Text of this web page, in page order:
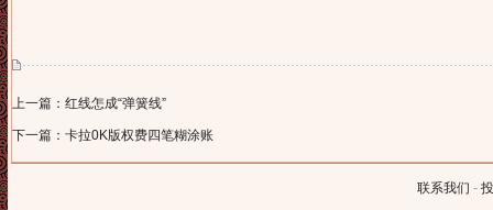
上一篇：红线怎成“弹簧线”
下一篇：卡拉0K版权费四笔糊涂账
联系我们 -